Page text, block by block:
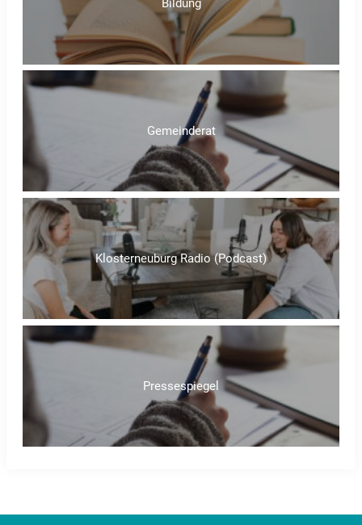
Bildung
Gemeinderat
Klosterneuburg Radio (Podcast)
Pressespiegel